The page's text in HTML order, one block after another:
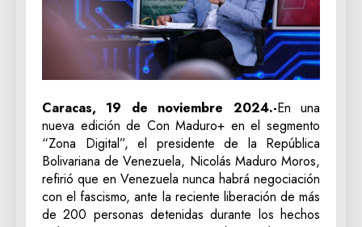
Caracas, 19 de noviembre 2024.-En una
nueva edición de Con Maduro+ en el segmento
“Zona Digital”, el presidente de la República
Bolivariana de Venezuela, Nicolás Maduro Moros,
refirió que en Venezuela nunca habrá negociación
con el fascismo, ante la reciente liberación de más
de 200 personas detenidas durante los hechos